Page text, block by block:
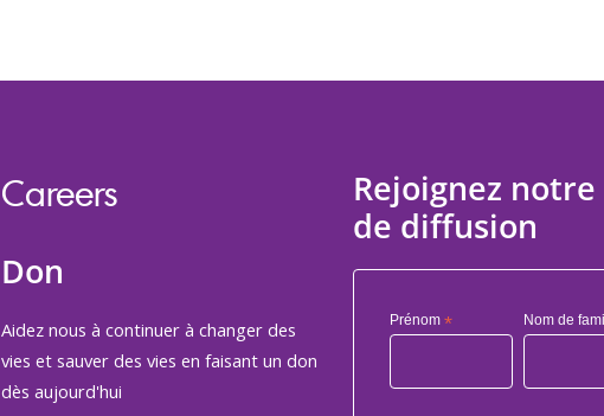
Careers
Don
Aidez nous à continuer à changer des
vies et sauver des vies en faisant un don
dès aujourd'hui
Rejoignez
de diffusion
Prénom * Nom de